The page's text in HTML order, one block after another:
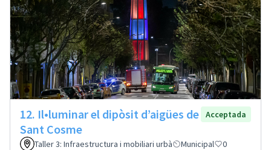
12. Il•luminar el dipòsit d’aigües de
Sant Cosme
Acceptada
Taller 3: Infraestructura i mobiliari urbà Municipal 0